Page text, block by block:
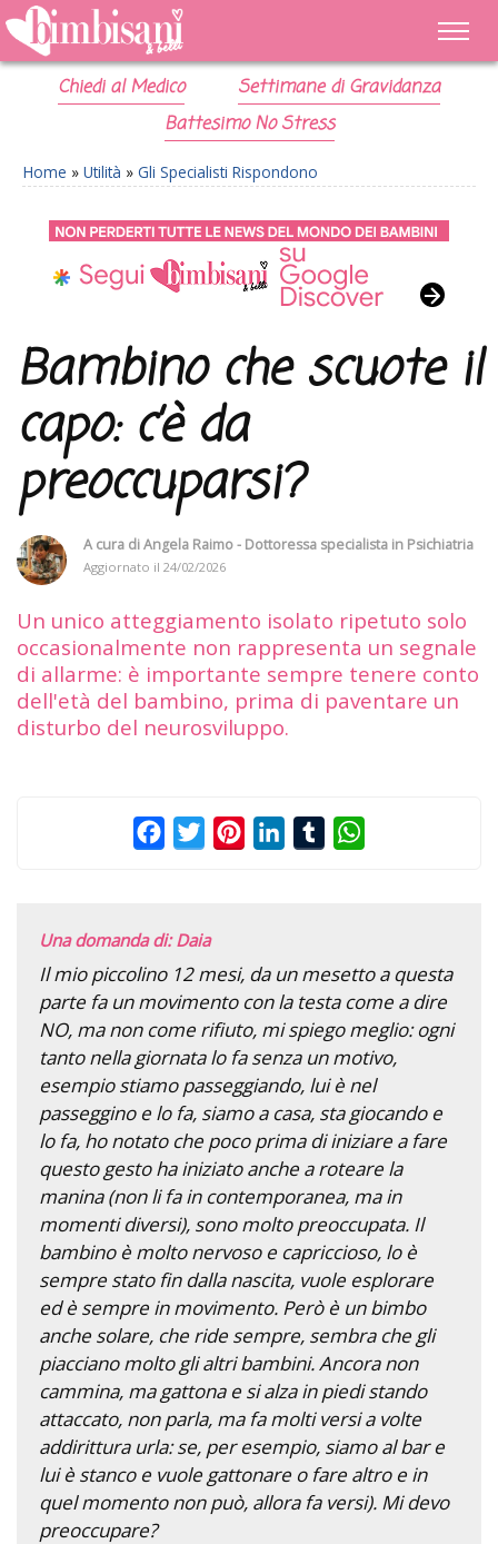
Chiedi al Medico
Settimane di Gravidanza
Battesimo No Stress
Home » Utilità » Gli Specialisti Rispondono
Bambino che scuote il
capo: c’è da
preoccuparsi?
A cura diAngela Raimo - Dottoressa specialista in Psichiatria
Aggiornato il 24/02/2026
Un unico atteggiamento isolato ripetuto solo
occasionalmente non rappresenta un segnale
di allarme: è importante sempre tenere conto
dell'età del bambino, prima di paventare un
disturbo del neurosviluppo.
FacebookTwitterPinterestLinkedInTumblr
Una domanda di: Daia
Il mio piccolino 12 mesi, da un mesetto a questa
parte fa un movimento con la testa come a dire
NO, ma non come rifiuto, mi spiego meglio: ogni
tanto nella giornata lo fa senza un motivo,
esempio stiamo passeggiando, lui è nel
passeggino e lo fa, siamo a casa, sta giocando e
lo fa, ho notato che poco prima di iniziare a fare
questo gesto ha iniziato anche a roteare la
manina (non li fa in contemporanea, ma in
momenti diversi), sono molto preoccupata. Il
bambino è molto nervoso e capriccioso, lo è
sempre stato fin dalla nascita, vuole esplorare
ed è sempre in movimento. Però è un bimbo
anche solare, che ride sempre, sembra che gli
piacciano molto gli altri bambini. Ancora non
cammina, ma gattona e si alza in piedi stando
attaccato, non parla, ma fa molti versi a volte
addirittura urla: se, per esempio, siamo al bar e
lui è stanco e vuole gattonare o fare altro e in
quel momento non può, allora fa versi). Mi devo
preoccupare?